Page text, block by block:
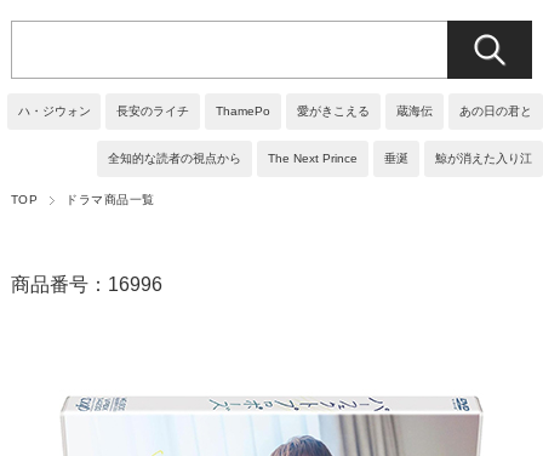
ハ・ジウォン 長安のライチ ThamePo 愛がきこえる 蔵海伝 あの日の君と
全知的な読者の視点から The Next Prince 垂涎 鯨が消えた入り江
TOP ドラマ商品一覧
商品番号：16996